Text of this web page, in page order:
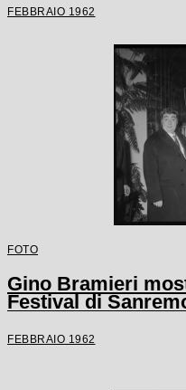
FEBBRAIO 1962
FOTO
Gino Bramieri
Festival di
FEBBRAIO 1962